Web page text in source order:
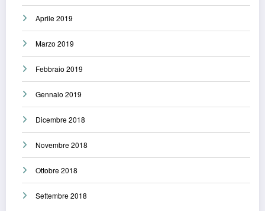
Aprile 2019
Marzo 2019
Febbraio 2019
Gennaio 2019
Dicembre 2018
Novembre 2018
Ottobre 2018
Settembre 2018